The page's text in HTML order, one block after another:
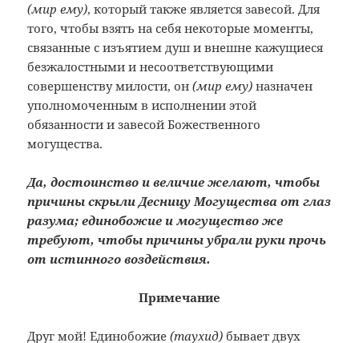
(мир ему), который также является завесой. Для
того, чтобы взять на себя некоторые моменты,
связанные с изъятием душ и внешне кажущиеся
безжалостными и несоответствующими
совершенству милости, он(мир ему) назначен
уполномоченным в исполнении этой
обязанности и завесой Божественного
могущества.
Да, достоинство и величие желают, чтобы
причины скрыли Десницу Могущества от глаз
разума; единобожие и могущество же
требуют, чтобы причины убрали руки прочь
от истинного воздействия.
Примечание
Друг мой! Единобожие (таухид) бывает двух